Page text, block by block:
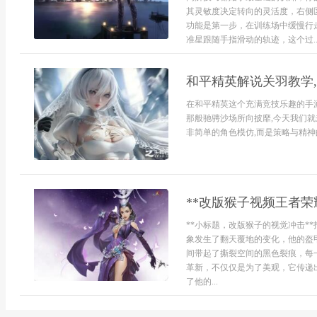
其灵敏度决定转向的灵活度，右
功能是第一步，在训练场中缓慢
准星跟随手指滑动的轨迹，这个过
和平精英解说关羽教
在和平精英这个充满竞技乐趣的
那般驰骋沙场所向披靡,今天我们
非简单的角色模仿,而是策略与精
**改版猴子视频王者
**小标题，改版猴子的视觉冲击**
象发生了翻天覆地的变化，他的
间带起了撕裂空间的黑色裂痕，
革新，不仅仅是为了美观，它传
了他的...